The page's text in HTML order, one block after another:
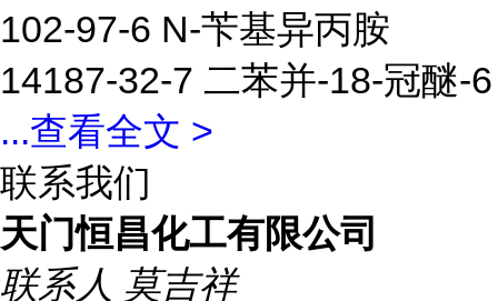
102-97-6 N-苄基异丙胺
14187-32-7 二苯并-18-冠醚-6
...查看全文 >
联系我们
天门恒昌化工有限公司
联系人 莫吉祥